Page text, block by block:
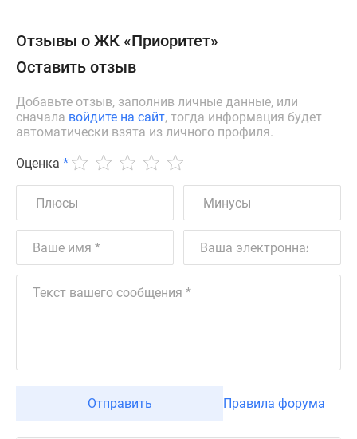
Отзывы о ЖК «Приоритет»
Оставить отзыв
Добавьте отзыв, заполнив личные данные, или
сначала войдите на сайт, тогда информация будет
автоматически взята из личного профиля.
Оценка *
Отправить Правила форума